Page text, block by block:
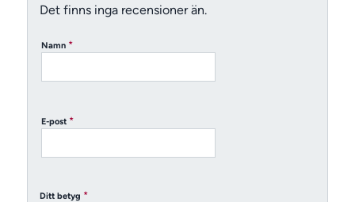
Det finns inga recensioner än.
Namn *
E-post *
Ditt betyg *